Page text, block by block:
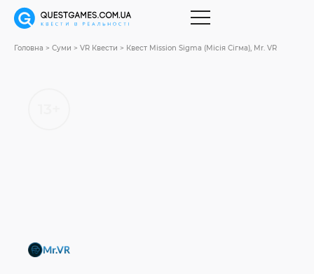
Головна Суми VR Квести Квест Mission Sigma (Місія Сігма), Mr. VR